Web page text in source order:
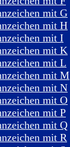
mit G
mit H
mit I
mit K
mit L
mit M
mit N
mit O
mit P
mit Q
mit R